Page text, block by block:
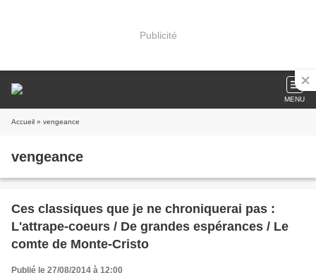
Publicité
MENU
Accueil » vengeance
vengeance
Ces classiques que je ne chroniquerai pas :
L'attrape-coeurs / De grandes espérances / Le
comte de Monte-Cristo
Publié le 27/08/2014 à 12:00